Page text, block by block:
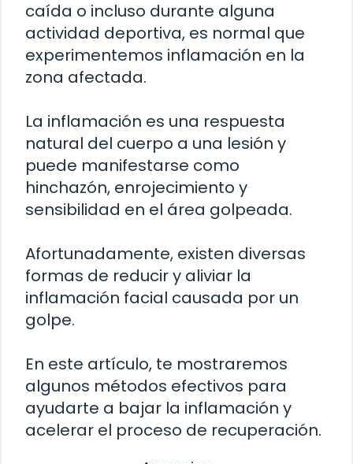
caída o incluso durante alguna
actividad deportiva, es normal que
experimentemos inflamación en la
zona afectada.
La inflamación es una respuesta
natural del cuerpo a una lesión y
puede manifestarse como
hinchazón, enrojecimiento y
sensibilidad en el área golpeada.
Afortunadamente, existen diversas
formas de reducir y aliviar la
inflamación facial causada por un
golpe.
En este artículo, te mostraremos
algunos métodos efectivos para
ayudarte a bajar la inflamación y
acelerar el proceso de recuperación.